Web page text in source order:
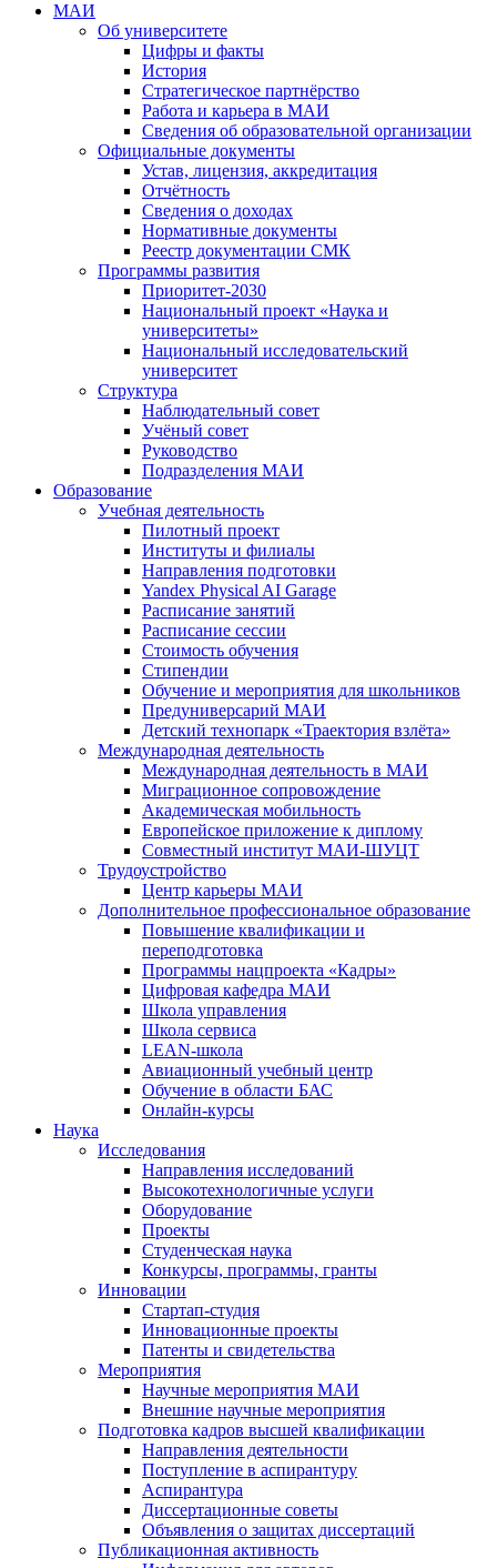
МАИ
Об университете
Цифры и факты
История
Стратегическое партнёрство
Работа и карьера в МАИ
Сведения об образовательной организации
Официальные документы
Устав, лицензия, аккредитация
Отчётность
Сведения о доходах
Нормативные документы
Реестр документации СМК
Программы развития
Приоритет-2030
Национальный проект «Наука и
университеты»
Национальный исследовательский
университет
Структура
Наблюдательный совет
Учёный совет
Руководство
Подразделения МАИ
Образование
Учебная деятельность
Пилотный проект
Институты и филиалы
Направления подготовки
Yandex Physical AI Garage
Расписание занятий
Расписание сессии
Стоимость обучения
Стипендии
Обучение и мероприятия для школьников
Предуниверсарий МАИ
Детский технопарк «Траектория взлёта»
Международная деятельность
Международная деятельность в МАИ
Миграционное сопровождение
Академическая мобильность
Европейское приложение к диплому
Совместный институт МАИ-ШУЦТ
Трудоустройство
Центр карьеры МАИ
Дополнительное профессиональное образование
Повышение квалификации и
переподготовка
Программы нацпроекта «Кадры»
Цифровая кафедра МАИ
Школа управления
Школа сервиса
LEAN-школа
Авиационный учебный центр
Обучение в области БАС
Онлайн-курсы
Наука
Исследования
Направления исследований
Высокотехнологичные услуги
Оборудование
Проекты
Студенческая наука
Конкурсы, программы, гранты
Инновации
Стартап-студия
Инновационные проекты
Патенты и свидетельства
Мероприятия
Научные мероприятия МАИ
Внешние научные мероприятия
Подготовка кадров высшей квалификации
Направления деятельности
Поступление в аспирантуру
Аспирантура
Диссертационные советы
Объявления о защитах диссертаций
Публикационная активность